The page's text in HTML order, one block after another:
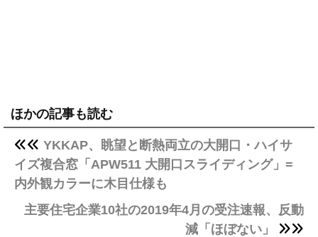
ほかの記事も読む
YKKAP、眺望と断熱両立の大開口・ハイサ
イズ複合窓「APW511 大開口スライディング」=
内外観カラーに木目仕様も
主要住宅企業10社の2019年4月の受注速報、反動
減「ほぼない」